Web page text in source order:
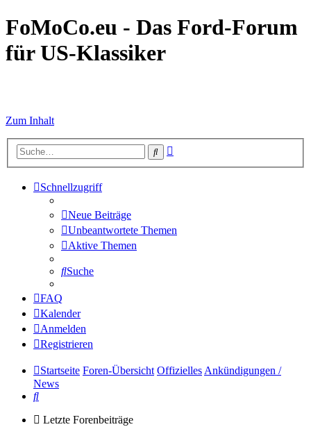
FoMoCo.eu - Das Ford-Forum
für US-Klassiker
Zum Inhalt
Suche
Schnellzugriff
Neue Beiträge
Unbeantwortete Themen
Aktive Themen
Suche
FAQ
Kalender
Anmelden
Registrieren
Startseite Foren-Übersicht Offizielles Ankündigungen /
News
Suche
Letzte Forenbeiträge